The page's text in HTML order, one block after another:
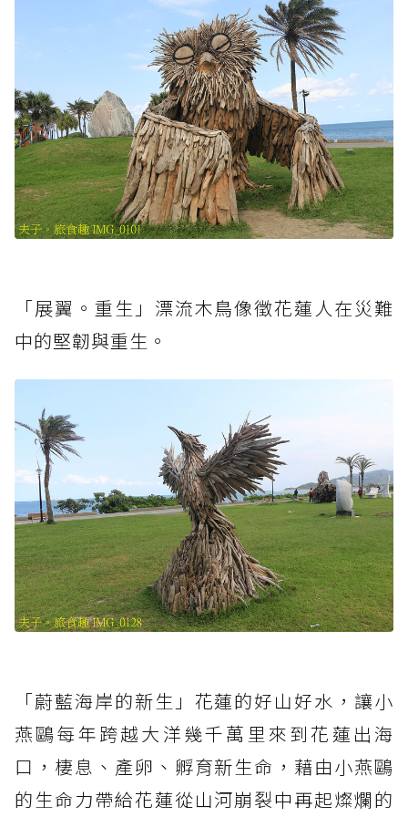
「展翼。重生」漂流木鳥像徵花蓮人在災難
中的堅韌與重生。
「蔚藍海岸的新生」花蓮的好山好水，讓小
燕鷗每年跨越大洋幾千萬里來到花蓮出海
口，棲息、產卵、孵育新生命，藉由小燕鷗
的生命力帶給花蓮從山河崩裂中再起燦爛的